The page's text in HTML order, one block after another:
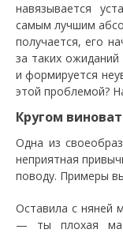
навязывается
самым лучшим
получается, его
за таких
и формируется
этой проблемой?
Кругом
Одна из
неприятная
поводу. Примеры
Оставила с няней
— ты плохая